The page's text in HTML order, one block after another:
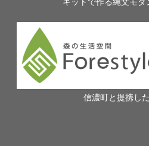
信濃町と提携し